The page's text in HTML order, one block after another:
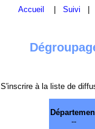
Accueil Suivi
S'inscrire à la liste de
--